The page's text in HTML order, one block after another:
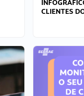
CLIENTES